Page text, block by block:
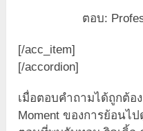
ตอบ:
[/acc_item]
[/accordion]
เมื่อตอบคำถามได้ถูกต้อ
Moment ของการย้อนไ